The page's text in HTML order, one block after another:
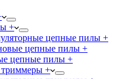
+
цепные пилы +
цепные пилы +
цепные пилы +
+